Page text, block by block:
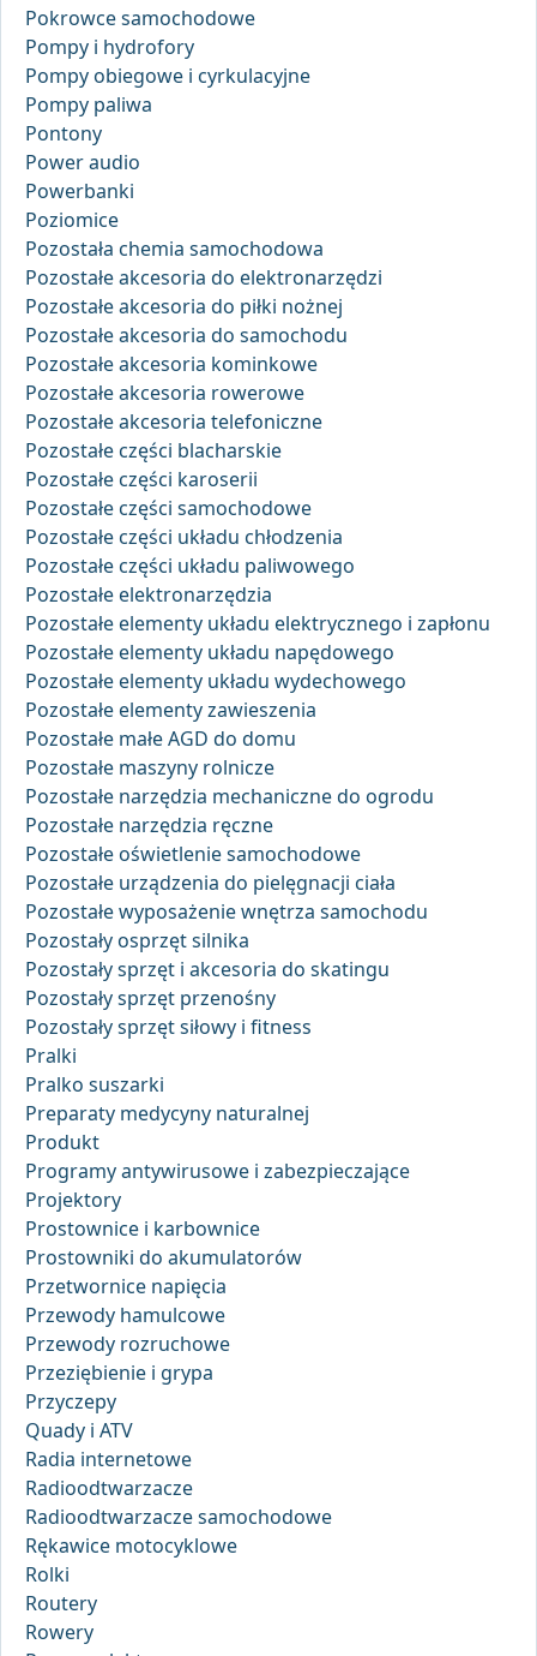
Pokrowce samochodowe
Pompy i hydrofory
Pompy obiegowe i cyrkulacyjne
Pompy paliwa
Pontony
Power audio
Powerbanki
Poziomice
Pozostała chemia samochodowa
Pozostałe akcesoria do elektronarzędzi
Pozostałe akcesoria do piłki nożnej
Pozostałe akcesoria do samochodu
Pozostałe akcesoria kominkowe
Pozostałe akcesoria rowerowe
Pozostałe akcesoria telefoniczne
Pozostałe części blacharskie
Pozostałe części karoserii
Pozostałe części samochodowe
Pozostałe części układu chłodzenia
Pozostałe części układu paliwowego
Pozostałe elektronarzędzia
Pozostałe elementy układu elektrycznego i zapłonu
Pozostałe elementy układu napędowego
Pozostałe elementy układu wydechowego
Pozostałe elementy zawieszenia
Pozostałe małe AGD do domu
Pozostałe maszyny rolnicze
Pozostałe narzędzia mechaniczne do ogrodu
Pozostałe narzędzia ręczne
Pozostałe oświetlenie samochodowe
Pozostałe urządzenia do pielęgnacji ciała
Pozostałe wyposażenie wnętrza samochodu
Pozostały osprzęt silnika
Pozostały sprzęt i akcesoria do skatingu
Pozostały sprzęt przenośny
Pozostały sprzęt siłowy i fitness
Pralki
Pralko suszarki
Preparaty medycyny naturalnej
Produkt
Programy antywirusowe i zabezpieczające
Projektory
Prostownice i karbownice
Prostowniki do akumulatorów
Przetwornice napięcia
Przewody hamulcowe
Przewody rozruchowe
Przeziębienie i grypa
Przyczepy
Quady i ATV
Radia internetowe
Radioodtwarzacze
Radioodtwarzacze samochodowe
Rękawice motocyklowe
Rolki
Routery
Rowery